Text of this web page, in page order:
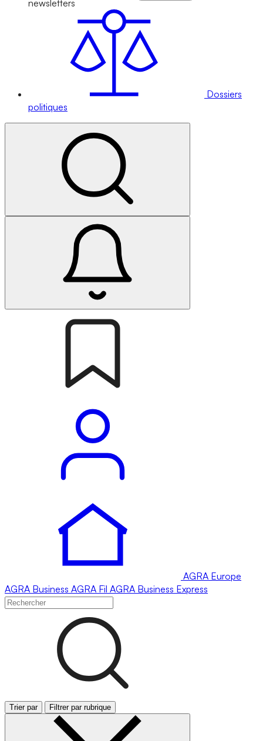
newsletters
Dossiers
politiques
AGRA Europe
AGRA Business AGRA Fil AGRA Business Express
Trier par Filtrer par rubrique